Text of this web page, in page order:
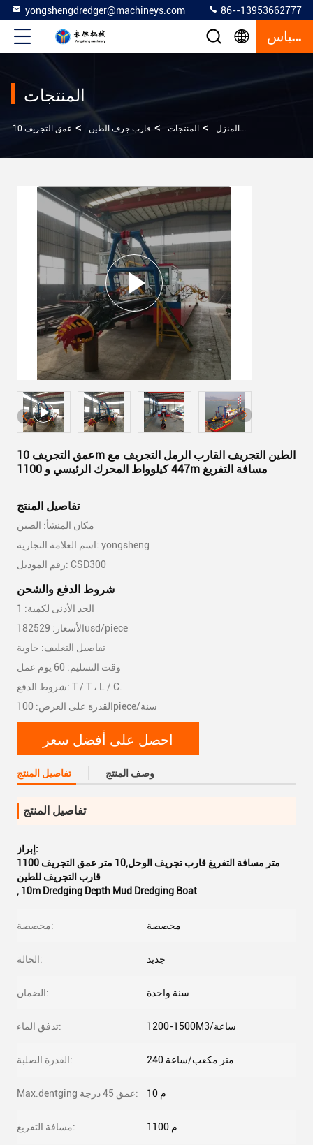
yongshengdredger@machineys.com 86--13953662777
إقتباس
المنتجات
المنزل > المنتجات > قارب جرف الطين >
عمق التجريف 10m الطين التجريف القارب الرمل التجريف مع
447 كيلوواط المحرك الرئيسي و 1100m مسافة التفريغ
تفاصيل المنتج
مكان المنشأ: الصين
اسم العلامة التجارية: yongsheng
رقم الموديل: CSD300
شروط الدفع والشحن
الحد الأدنى لكمية: 1
الأسعار: 182529usd/piece
تفاصيل التغليف: حاوية
وقت التسليم: 60 يوم عمل
شروط الدفع: T / T ، L / C.
القدرة على العرض: 100piece/سنة
احصل على أفضل سعر
تفاصيل المنتج وصف المنتج
تفاصيل المنتج
إبراز:
1100 متر مسافة التفريغ قارب تجريف الوحل,10 متر عمق التجريف
قارب التجريف للطين
, 10m Dredging Depth Mud Dredging Boat
مخصصة: مخصصة
الحالة: جديد
الضمان: سنة واحدة
تدفق الماء: 1200-1500M3/ساعة
القدرة الصلبة: 240 متر مكعب/ساعة
Max.dentging عمق 45 درجة: 10 م
مسافة التفريغ: 1100 م